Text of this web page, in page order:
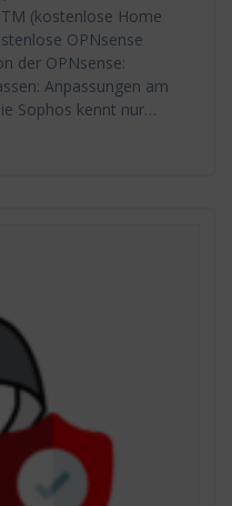
(kostenlose Home
OPNsense
der OPNsense:
Anpassungen am
Sophos kennt nur…